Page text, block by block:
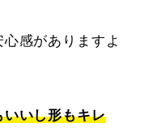
感がありますよ
いし形もキレ